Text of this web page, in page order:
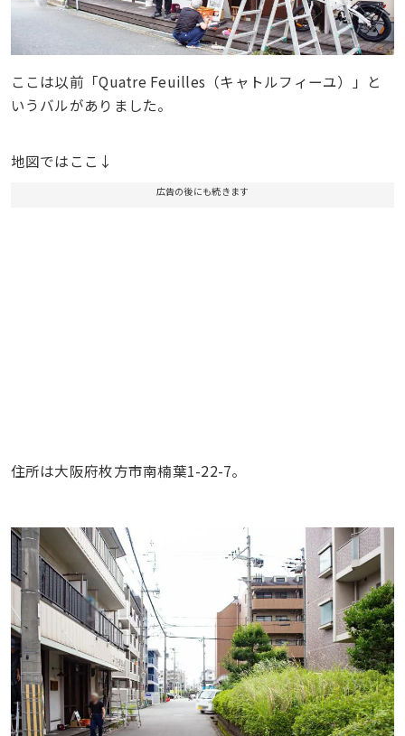
ここは以前「Quatre Feuilles（キャトルフィーユ）」と
いうバルがありました。
地図ではここ↓
広告の後にも続きます
住所は大阪府枚方市南楠葉1-22-7。